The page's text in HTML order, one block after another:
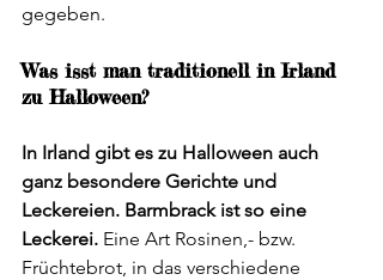
gegeben.
Was isst man traditionell in Irland
zu Halloween?
In Irland gibt es zu Halloween auch
ganz besondere Gerichte und
Leckereien. Barmbrack ist so eine
Leckerei. Eine Art Rosinen,- bzw.
Früchtebrot, in das verschiedene